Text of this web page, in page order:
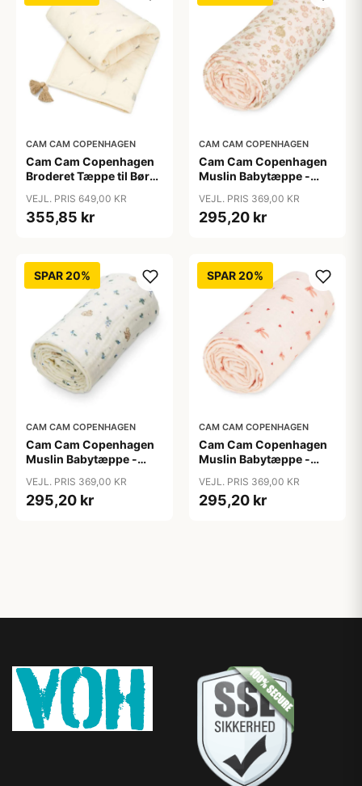
CAM CAM COPENHAGEN
Cam Cam Copenhagen
Broderet Tæppe til Børn
VEJL. PRIS 649,00 KR
355,85 kr
CAM CAM COPENHAGEN
Cam Cam Copenhagen
Muslin Babytæppe -
VEJL. PRIS 369,00 KR
295,20 kr
SPAR 20%
CAM CAM COPENHAGEN
Cam Cam Copenhagen
Muslin Babytæppe -
VEJL. PRIS 369,00 KR
295,20 kr
SPAR 20%
CAM CAM COPENHAGEN
Cam Cam Copenhagen
Muslin Babytæppe -
VEJL. PRIS 369,00 KR
295,20 kr